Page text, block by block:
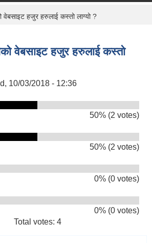
वेबसाइट हजुर हरुलाई कस्तो लाग्यो ?
वेबसाइट हजुर हरुलाई कस्तो
10/03/2018 - 12:36
50% (2 votes)
50% (2 votes)
0% (0 votes)
0% (0 votes)
Total votes: 4